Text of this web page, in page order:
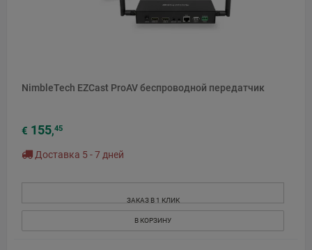
NimbleTech EZCast ProAV беспроводной передатчик
€ 155,45
Доставка 5 - 7 дней
ЗАКАЗ В 1 КЛИК
В КОРЗИНУ